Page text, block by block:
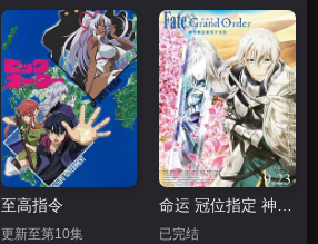
至高指令
更新至第10集
命运 冠位指定 神圣圆桌领域卡美洛 后篇
已完结